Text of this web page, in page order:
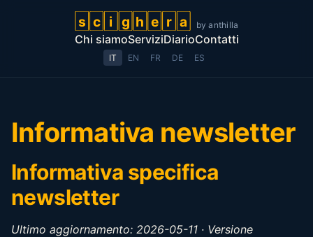
s c i g h e r a by anthilla
scighera by anthilla
Chi siamoServiziDiarioContatti
IT EN FR DE ES
Informativa newsletter
Informativa specifica
newsletter
Ultimo aggiornamento: 2026-05-11 · Versione